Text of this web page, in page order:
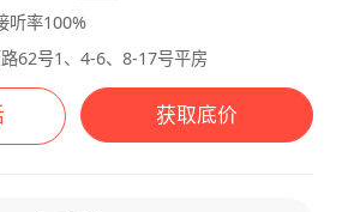
，10.2寸中控，自动大灯，双
前排电动座椅，AUTO
听率100%
62号1、4-6、8-17号平房
获取底价